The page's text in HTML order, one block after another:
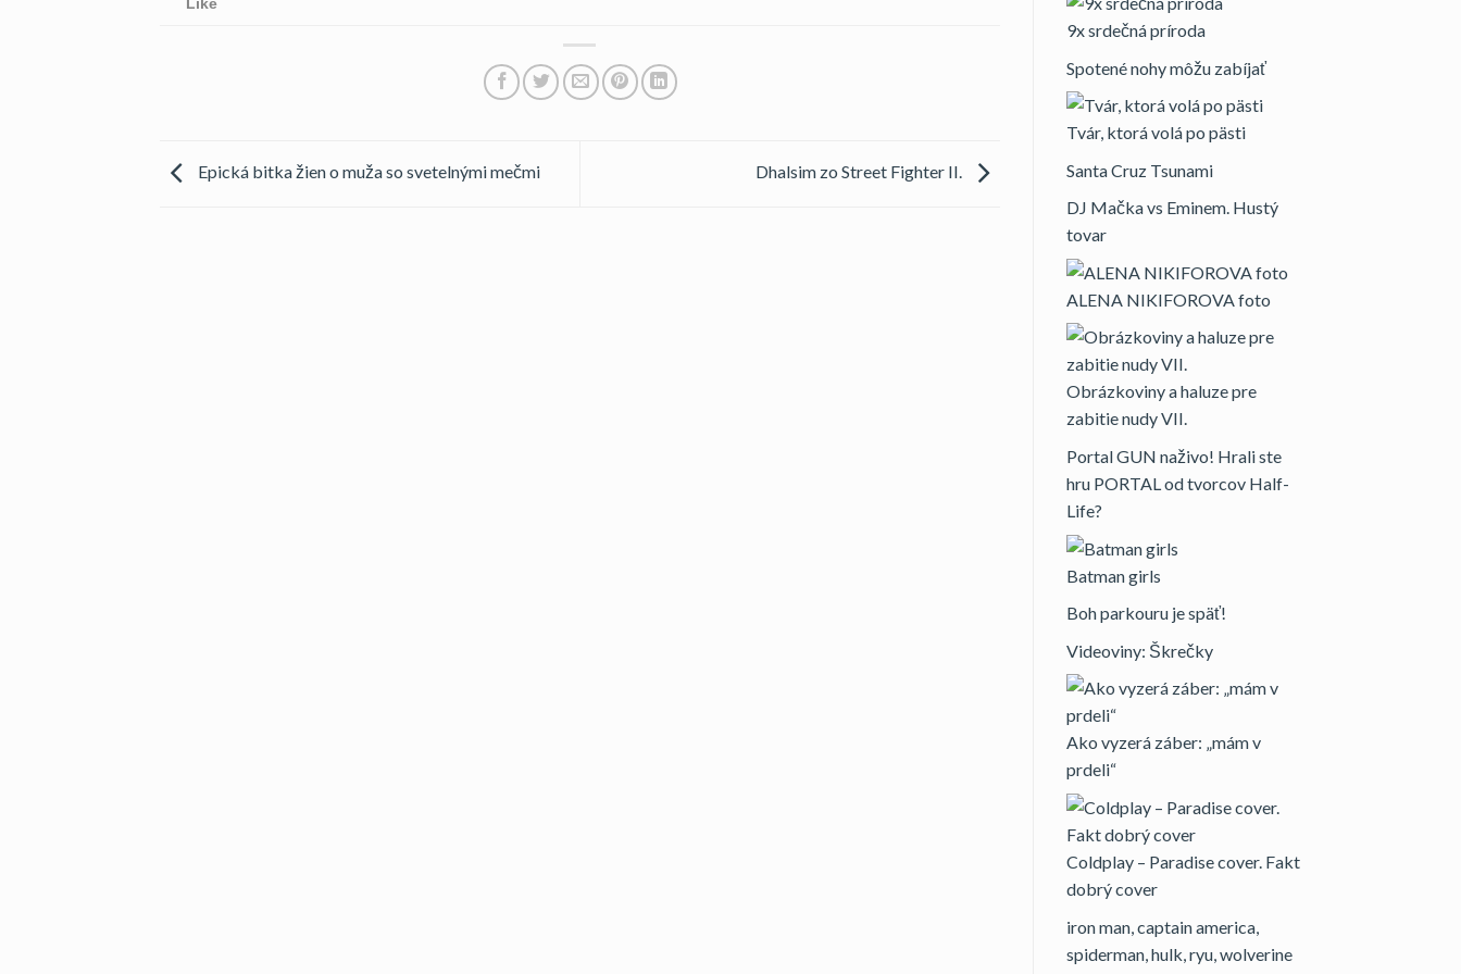
Epická bitka žien o muža so svetelnými mečmi Dhalsim zo Street Fighter II.
9x srdečná príroda
Spotené nohy môžu zabíjať
Tvár, ktorá volá po pästi
Santa Cruz Tsunami
DJ Mačka vs Eminem. Hustý
tovar
ALENA NIKIFOROVA foto
Obrázkoviny a haluze pre
zabitie nudy VII.
Portal GUN naživo! Hrali ste
hru PORTAL od tvorcov Half-
Life?
Batman girls
Boh parkouru je späť!
Videoviny: Škrečky
Ako vyzerá záber: „mám v
prdeli“
Coldplay – Paradise cover. Fakt
dobrý cover
iron man, captain america,
spiderman, hulk, ryu, wolverine